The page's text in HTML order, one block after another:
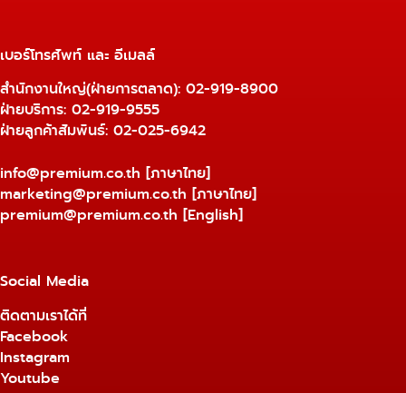
เบอร์โทรศัพท์ และ อีเมลล์
สำนักงานใหญ่(ฝ่ายการตลาด): 02-919-8900
ฝ่ายบริการ: 02-919-9555
ฝ่ายลูกค้าสัมพันธ์: 02-025-6942
info@premium.co.th [ภาษาไทย]
marketing@premium.co.th [ภาษาไทย]
premium@premium.co.th [English]
Social Media
ติดตามเราได้ที่
Facebook
Instagram
Youtube